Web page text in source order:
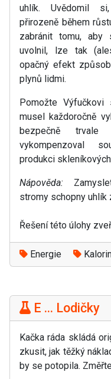
uhlík. Uvědomil
přirozeně během
zabránit tomu,
uvolnil, lze tak
opačný efekt
plynů lidmi.
Pomožte
musel každoročně
bezpečně
vykompenzoval
produkci
Nápověda:
stromy schopny uhlík
Řešení této úlohy
Energie
E ... Lodičky
Kačka ráda skládá
zkusit, jak těžký
by se potopila.